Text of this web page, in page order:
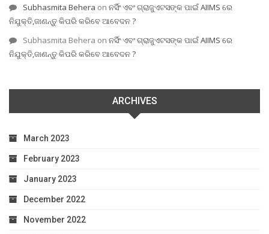
Subhasmita Behera on ନର୍ସିଂ ଏବଂ ଗ୍ରାଜୁଏଟସଙ୍କ ପାଇଁ AIIMS ରେ
ନିଯୁକ୍ତି,ଜାଣନ୍ତୁ କିପରି କରିବେ ଆବେଦନ ?
Subhasmita Behera on ନର୍ସିଂ ଏବଂ ଗ୍ରାଜୁଏଟସଙ୍କ ପାଇଁ AIIMS ରେ
ନିଯୁକ୍ତି,ଜାଣନ୍ତୁ କିପରି କରିବେ ଆବେଦନ ?
ARCHIVES
March 2023
February 2023
January 2023
December 2022
November 2022